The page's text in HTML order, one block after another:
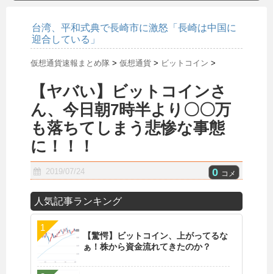
台湾、平和式典で長崎市に激怒「長崎は中国に
迎合している」
仮想通貨速報まとめ隊 > 仮想通貨 > ビットコイン >
【ヤバい】ビットコインさ
ん、今日朝7時半より〇〇万
も落ちてしまう悲惨な事態
に！！！
2019/07/24 0 コメ
人気記事ランキング
【驚愕】ビットコイン、上がってるな
ぁ！株から資金流れてきたのか？